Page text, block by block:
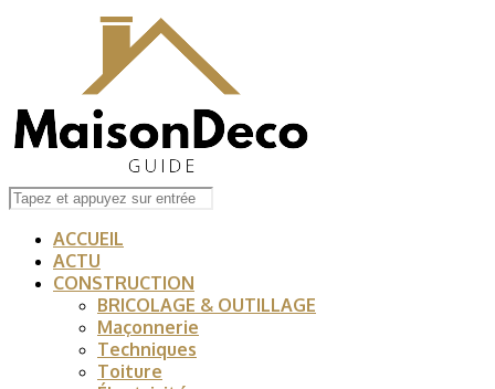
ACCUEIL
ACTU
CONSTRUCTION
BRICOLAGE & OUTILLAGE
Maçonnerie
Techniques
Toiture